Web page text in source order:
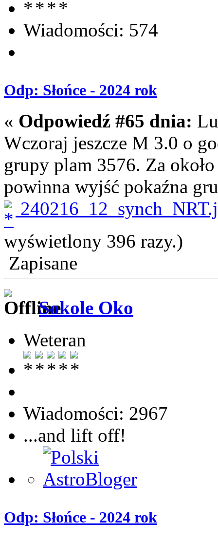
Wiadomości: 574
Odp: Słońce - 2024 rok
« Odpowiedź #65 dnia:
Wczoraj jeszcze M 3.0 o
grupy plam 3576. Za
powinna wyjść pokaźna
wyświetlony 396 razy.)
Zapisane
Sokole Oko
Weteran
Wiadomości: 2967
...and lift off!
Odp: Słońce - 2024 rok